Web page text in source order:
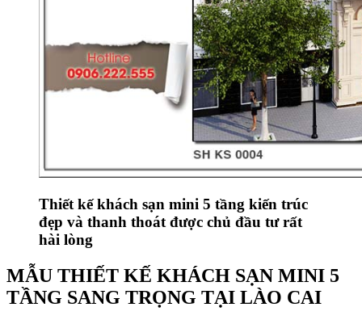
Thiết kế khách sạn mini 5 tầng kiến trúc
đẹp và thanh thoát được chủ đầu tư rất
hài lòng
MẪU THIẾT KẾ KHÁCH SẠN MINI 5
TẦNG SANG TRỌNG TẠI LÀO CAI